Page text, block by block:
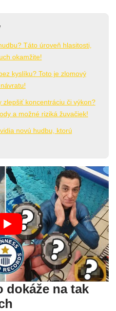
Táto úroveň hlasitosti,
okamžite!
kyslíku? Toto je zlomový
zlepšiť koncentráciu či výkon?
a možné riziká žuvačiek!
novú hudbu, ktorú
dokáže na tak